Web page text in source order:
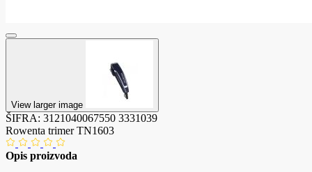
View larger image
ŠIFRA: 3121040067550 3331039
Rowenta trimer TN1603
Opis proizvoda